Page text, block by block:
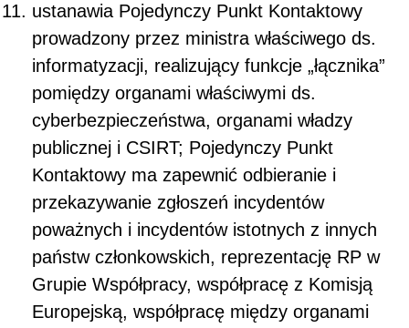
ustanawia Pojedynczy Punkt Kontaktowy
prowadzony przez ministra właściwego ds.
informatyzacji, realizujący funkcje „łącznika”
pomiędzy organami właściwymi ds.
cyberbezpieczeństwa, organami władzy
publicznej i CSIRT; Pojedynczy Punkt
Kontaktowy ma zapewnić odbieranie i
przekazywanie zgłoszeń incydentów
poważnych i incydentów istotnych z innych
państw członkowskich, reprezentację RP w
Grupie Współpracy, współpracę z Komisją
Europejską, współpracę między organami